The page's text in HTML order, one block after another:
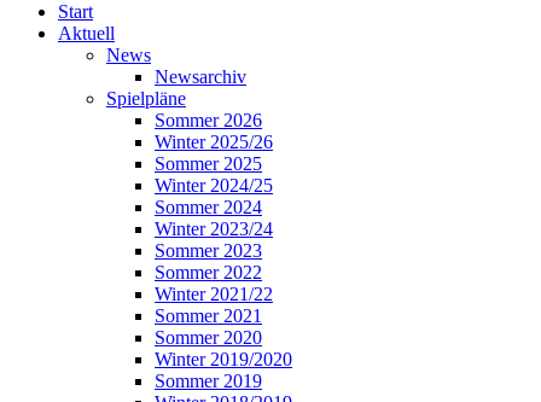
Start
Aktuell
News
Newsarchiv
Spielpläne
Sommer 2026
Winter 2025/26
Sommer 2025
Winter 2024/25
Sommer 2024
Winter 2023/24
Sommer 2023
Sommer 2022
Winter 2021/22
Sommer 2021
Sommer 2020
Winter 2019/2020
Sommer 2019